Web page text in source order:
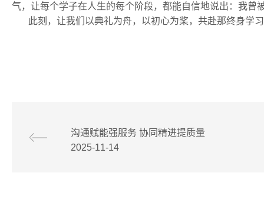
气，让每个学子在人生的每个阶段，都能自信地说出：我曾
此刻，让我们以典礼为舟，以初心为桨，共赴那终身学
沟通赋能强服务 协同精进提质量
2025-11-14